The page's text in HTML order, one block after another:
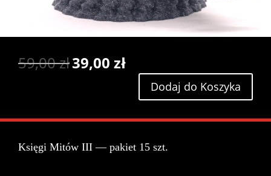
59,00złPier­
wynosiła:
59,00 zł.
39,00 złAktu­
al­
na
wynosi:
39,00 zł.
Dodaj do Koszyka
Księgi Mitów III — pakiet 15 szt.